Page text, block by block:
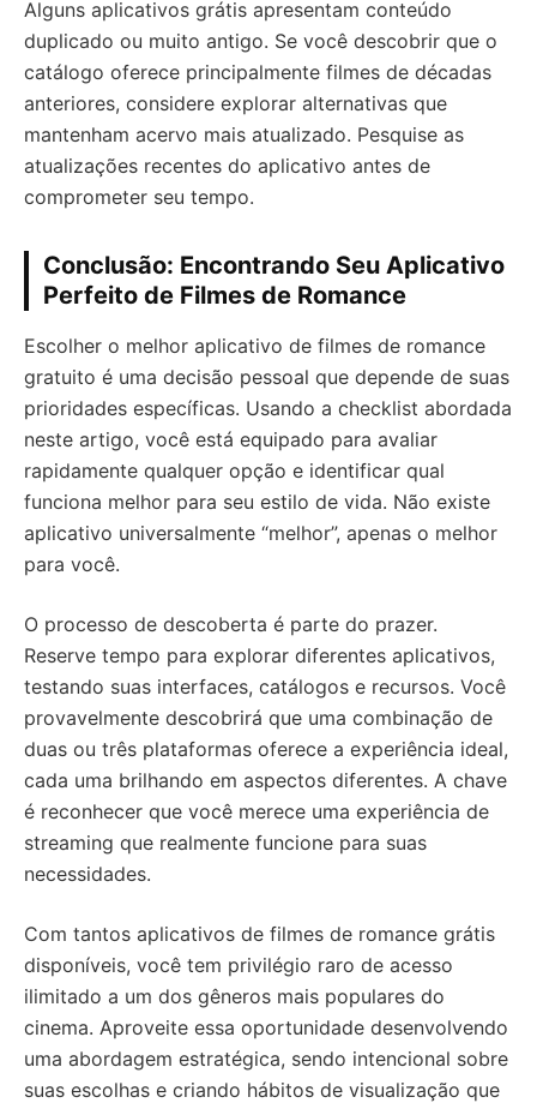
Alguns aplicativos grátis apresentam conteúdo
duplicado ou muito antigo. Se você descobrir que o
catálogo oferece principalmente filmes de décadas
anteriores, considere explorar alternativas que
mantenham acervo mais atualizado. Pesquise as
atualizações recentes do aplicativo antes de
comprometer seu tempo.
Conclusão: Encontrando Seu Aplicativo
Perfeito de Filmes de Romance
Escolher o melhor aplicativo de filmes de romance
gratuito é uma decisão pessoal que depende de suas
prioridades específicas. Usando a checklist abordada
neste artigo, você está equipado para avaliar
rapidamente qualquer opção e identificar qual
funciona melhor para seu estilo de vida. Não existe
aplicativo universalmente “melhor”, apenas o melhor
para você.
O processo de descoberta é parte do prazer.
Reserve tempo para explorar diferentes aplicativos,
testando suas interfaces, catálogos e recursos. Você
provavelmente descobrirá que uma combinação de
duas ou três plataformas oferece a experiência ideal,
cada uma brilhando em aspectos diferentes. A chave
é reconhecer que você merece uma experiência de
streaming que realmente funcione para suas
necessidades.
Com tantos aplicativos de filmes de romance grátis
disponíveis, você tem privilégio raro de acesso
ilimitado a um dos gêneros mais populares do
cinema. Aproveite essa oportunidade desenvolvendo
uma abordagem estratégica, sendo intencional sobre
suas escolhas e criando hábitos de visualização que